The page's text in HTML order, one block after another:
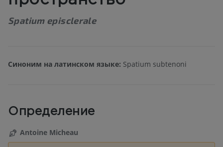
Spatium episclerale
Синоним на латинском языке: Spatium subtenoni
Определение
Antoine Micheau